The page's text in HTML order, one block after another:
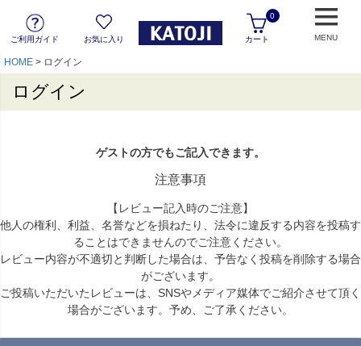
ご利用ガイド お気に入り カート
0
MENU
HOME ログイン
ログイン
ゲストの方でもご記入できます。
注意事項
【レビュー記入時のご注意】
他人の権利、利益、名誉などを損ねたり、法令に違反する内容を投稿す
ることはできませんのでご注意ください。
レビュー内容が不適切と判断した場合は、予告なく投稿を削除する場合
がございます。
ご投稿いただいたレビューは、SNSやメディア媒体でご紹介させて頂く
場合がございます。予め、ご了承ください。